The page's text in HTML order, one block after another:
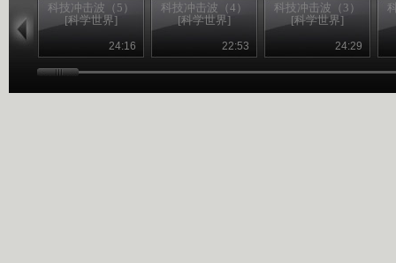
科技冲击波（5）
[科学世界]
24:16
科技冲击波（4）
[科学世界]
22:53
科技冲击波（3）
[科学世界]
24:29